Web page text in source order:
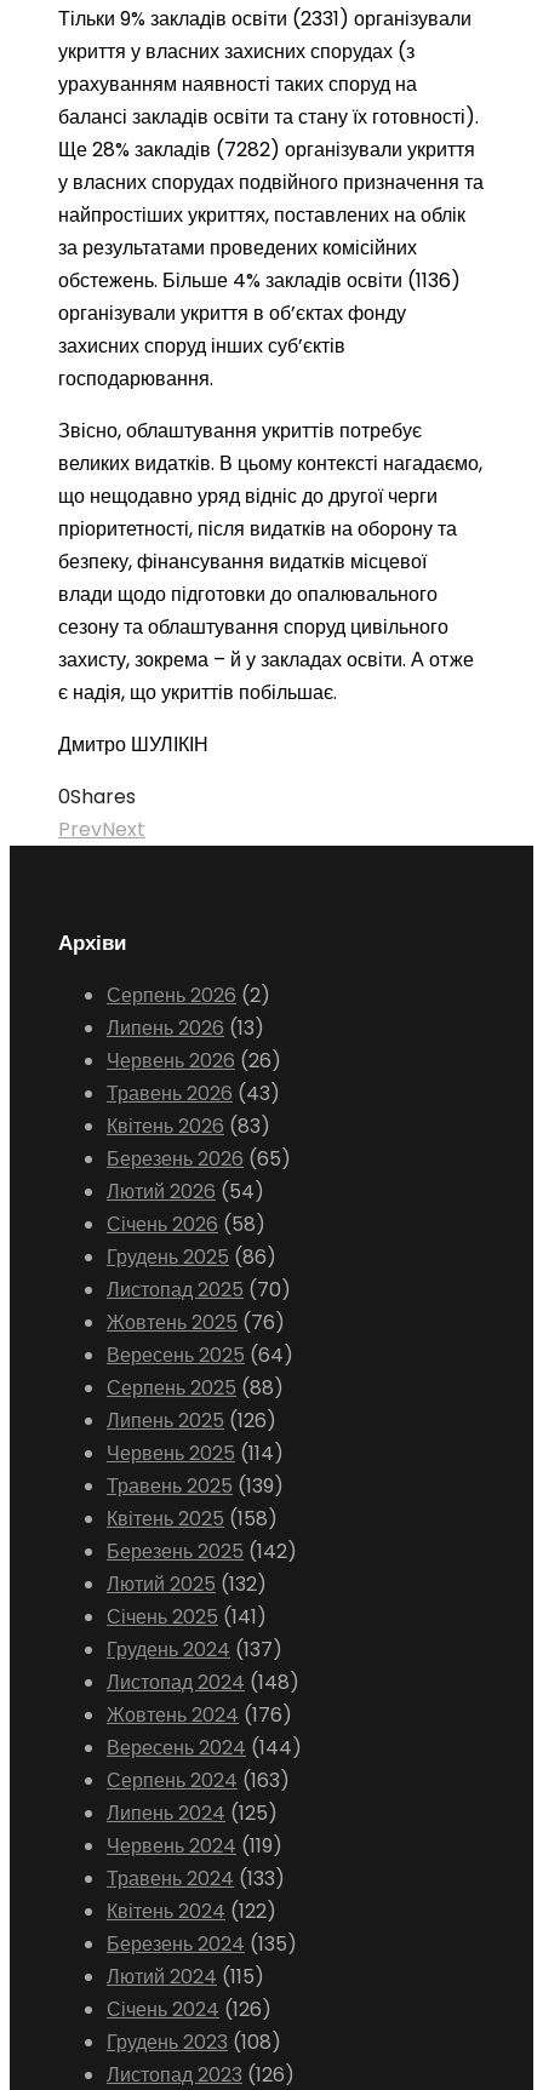
Тільки 9% закладів освіти (2331) організували
укриття у власних захисних спорудах (з
урахуванням наявності таких споруд на
балансі закладів освіти та стану їх готовності).
Ще 28% закладів (7282) організували укриття
у власних спорудах подвійного призначення та
найпростіших укриттях, поставлених на облік
за результатами проведених комісійних
обстежень. Більше 4% закладів освіти (1136)
організували укриття в об’єктах фонду
захисних споруд інших суб’єктів
господарювання.
Звісно, облаштування укриттів потребує
великих видатків. В цьому контексті нагадаємо,
що нещодавно уряд відніс до другої черги
пріоритетності, після видатків на оборону та
безпеку, фінансування видатків місцевої
влади щодо підготовки до опалювального
сезону та облаштування споруд цивільного
захисту, зокрема – й у закладах освіти. А отже
є надія, що укриттів побільшає.
Дмитро ШУЛІКІН
0Shares
PrevNext
Архіви
Серпень 2026 (2)
Липень 2026 (13)
Червень 2026 (26)
Травень 2026 (43)
Квітень 2026 (83)
Березень 2026 (65)
Лютий 2026 (54)
Січень 2026 (58)
Грудень 2025 (86)
Листопад 2025 (70)
Жовтень 2025 (76)
Вересень 2025 (64)
Серпень 2025 (88)
Липень 2025 (126)
Червень 2025 (114)
Травень 2025 (139)
Квітень 2025 (158)
Березень 2025 (142)
Лютий 2025 (132)
Січень 2025 (141)
Грудень 2024 (137)
Листопад 2024 (148)
Жовтень 2024 (176)
Вересень 2024 (144)
Серпень 2024 (163)
Липень 2024 (125)
Червень 2024 (119)
Травень 2024 (133)
Квітень 2024 (122)
Березень 2024 (135)
Лютий 2024 (115)
Січень 2024 (126)
Грудень 2023 (108)
Листопад 2023 (126)